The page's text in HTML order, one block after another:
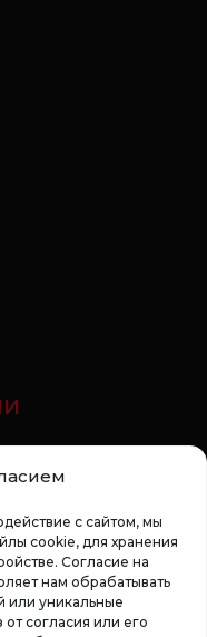
с сайтом, мы
cookie, для хранения
Согласие на
нам обрабатывать
или уникальные
согласия или его
pana la vis»